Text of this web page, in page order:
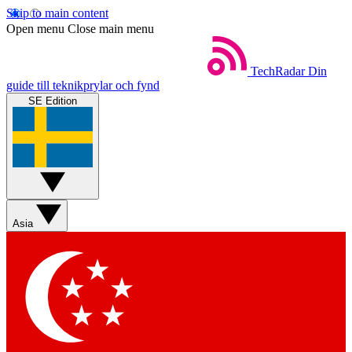
Skip to main content
Open menu Close main menu
TechRadar Din
guide till teknikprylar och fynd
SE Edition
Asia